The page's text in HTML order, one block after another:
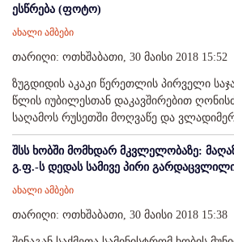
ესწრება (ფოტო)
ახალი ამბები
თარიღი: ოთხშაბათი, 30 მაისი 2018 15:52
ზუგდიდის აკაკი წერეთლის პირველი
წლის იუბილესთან დაკავშირებით
საღამოს რუსეთში მოღვაწე და
შსს ხობში მომხდარ მკვლელობაზე:
გ.ფ.-ს დედას სამივე პირი
ახალი ამბები
თარიღი: ოთხშაბათი, 30 მაისი 2018 15:38